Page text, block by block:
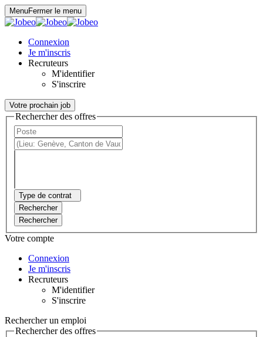
MenuFermer le menu
Connexion
Je m'inscris
Recruteurs
M'identifier
S'inscrire
Votre prochain job
Rechercher des offres
Type de contrat
Rechercher
Rechercher
Votre compte
Connexion
Je m'inscris
Recruteurs
M'identifier
S'inscrire
Rechercher un emploi
Rechercher des offres
Panneau de gestion des cookies